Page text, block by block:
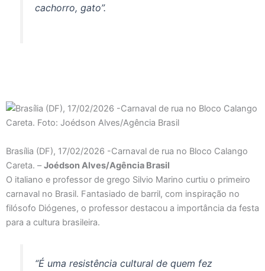
cachorro, gato”.
Brasília (DF), 17/02/2026 -Carnaval de rua no Bloco Calango
Careta. –Joédson Alves/Agência Brasil
O italiano e professor de grego Silvio Marino curtiu o primeiro
carnaval no Brasil. Fantasiado de barril, com inspiração no
filósofo Diógenes, o professor destacou a importância da festa
para a cultura brasileira.
“É uma resistência cultural de quem fez